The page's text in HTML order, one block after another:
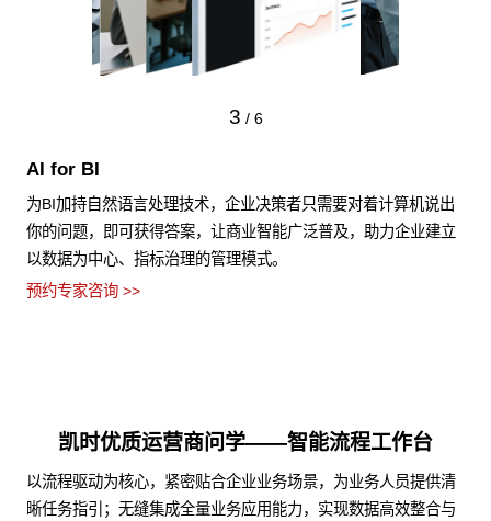
3 / 6
AI for BI
为BI加持自然语言处理技术，企业决策者只需要对着计算机说出
你的问题，即可获得答案，让商业智能广泛普及，助力企业建立
以数据为中心、指标治理的管理模式。
预约专家咨询 >>
凯时优质运营商问学——智能流程工作台
以流程驱动为核心，紧密贴合企业业务场景，为业务人员提供清
晰任务指引；无缝集成全量业务应用能力，实现数据高效整合与